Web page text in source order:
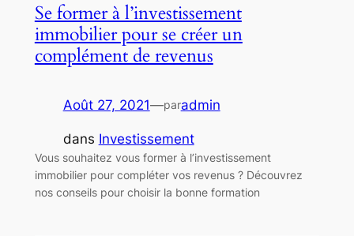
Se former à l’investissement
immobilier pour se créer un
complément de revenus
Août 27, 2021—paradmin
dans Investissement
Vous souhaitez vous former à l’investissement
immobilier pour compléter vos revenus ? Découvrez
nos conseils pour choisir la bonne formation